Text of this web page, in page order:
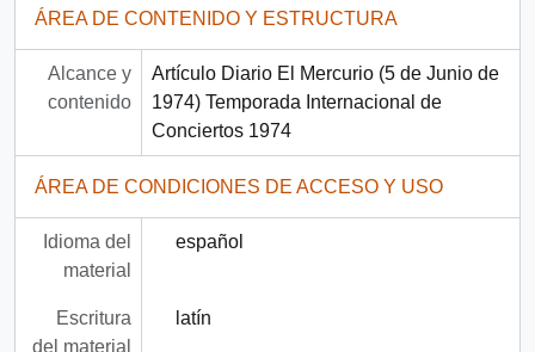
ÁREA DE CONTENIDO Y ESTRUCTURA
Alcance y
contenido
Artículo Diario El Mercurio (5 de Junio de
1974) Temporada Internacional de
Conciertos 1974
ÁREA DE CONDICIONES DE ACCESO Y USO
Idioma del
material
español
Escritura
del material
latín